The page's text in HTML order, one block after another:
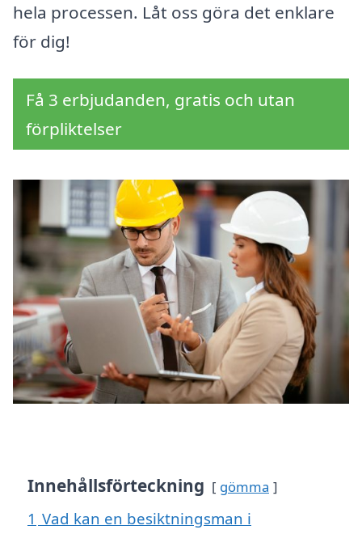
hela processen. Låt oss göra det enklare
för dig!
Få 3 erbjudanden, gratis och utan
förpliktelser
Innehållsförteckning gömma
1 Vad kan en besiktningsman i